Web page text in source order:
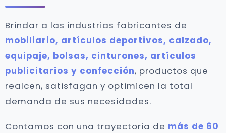
Brindar a las industrias fabricantes de
mobiliario, artículos deportivos, calzado,
equipaje, bolsas, cinturones, artículos
publicitarios y confección, productos que
realcen, satisfagan y optimicen la total
demanda de sus necesidades.
Contamos con una trayectoria de más de 60